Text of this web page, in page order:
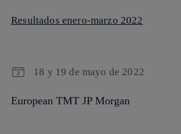
Resultados enero-marzo 2022
18 y 19 de mayo de 2022
European TMT JP Morgan